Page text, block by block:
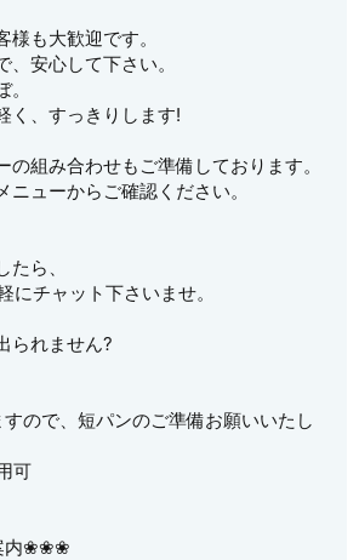
様も大歓迎です。
安心して下さい。
く、すっきりします!
の組み合わせもご準備しております。
ニューからご確認ください。
ら、
にチャット下さいませ。
られません?
ので、短パンのご準備お願いいたし
可
内❀❀❀